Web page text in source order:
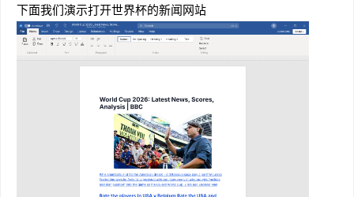
下面我们演示打开世界杯的新闻网站